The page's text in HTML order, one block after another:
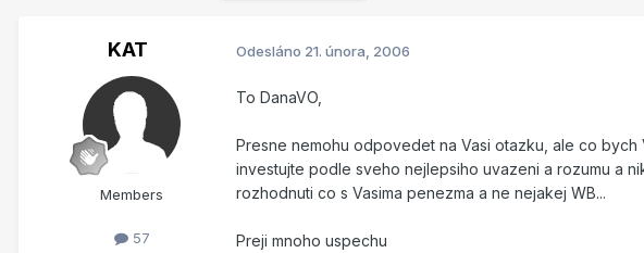
KAT
Members
57
Odesláno 21. února, 2006
To DanaVO,
Presne nemohu odpovedet na Vasi otazku, ale co
investujte podle sveho nejlepsiho uvazeni a rozumu a
rozhodnuti co s Vasima penezma a ne nejakej WB...
Preji mnoho uspechu